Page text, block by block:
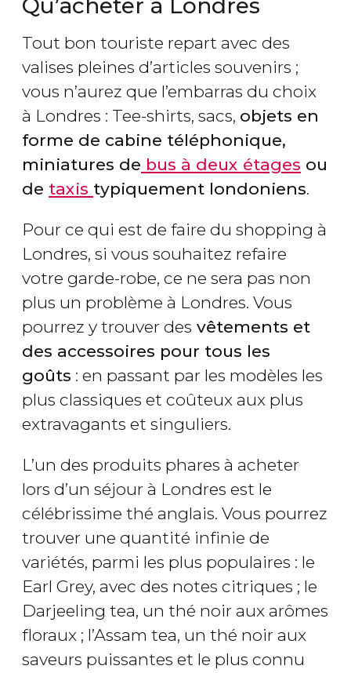
Qu’acheter à Londres
Tout bon touriste repart avec des
valises pleines d’articles souvenirs ;
vous n’aurez que l’embarras du choix
à Londres : Tee-shirts, sacs, objets en
forme de cabine téléphonique,
miniatures de bus à deux étages ou
de taxis typiquement londoniens.
Pour ce qui est de faire du shopping à
Londres, si vous souhaitez refaire
votre garde-robe, ce ne sera pas non
plus un problème à Londres. Vous
pourrez y trouver des vêtements et
des accessoires pour tous les
goûts : en passant par les modèles les
plus classiques et coûteux aux plus
extravagants et singuliers.
L’un des produits phares à acheter
lors d’un séjour à Londres est le
célébrissime thé anglais. Vous pourrez
trouver une quantité infinie de
variétés, parmi les plus populaires : le
Earl Grey, avec des notes citriques ; le
Darjeeling tea, un thé noir aux arômes
floraux ; l’Assam tea, un thé noir aux
saveurs puissantes et le plus connu